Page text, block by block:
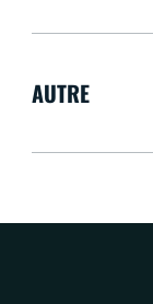
AUTRE